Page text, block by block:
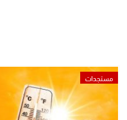
مستجدات